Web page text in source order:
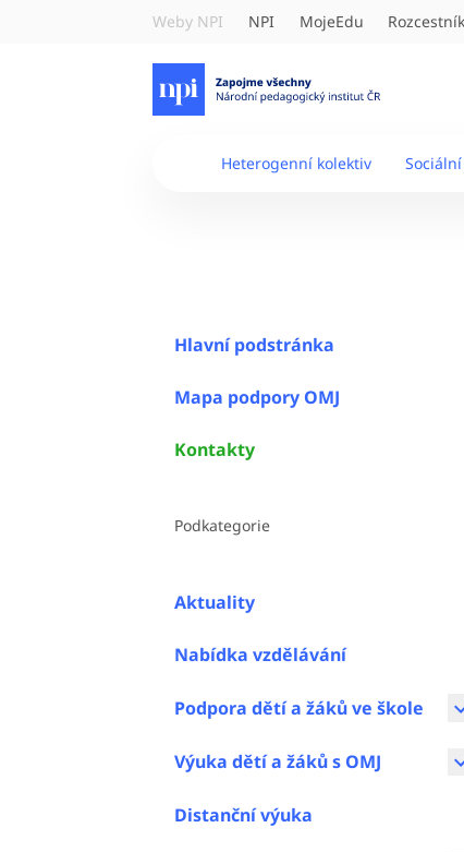
Weby NPI NPI MojeEdu
Heterogenní kolektiv
Hlavní podstránka
Mapa podpory OMJ
Kontakty
Podkategorie
Aktuality
Nabídka vzdělávání
Podpora dětí a žáků ve škole
Výuka dětí a žáků s OMJ
Distanční výuka